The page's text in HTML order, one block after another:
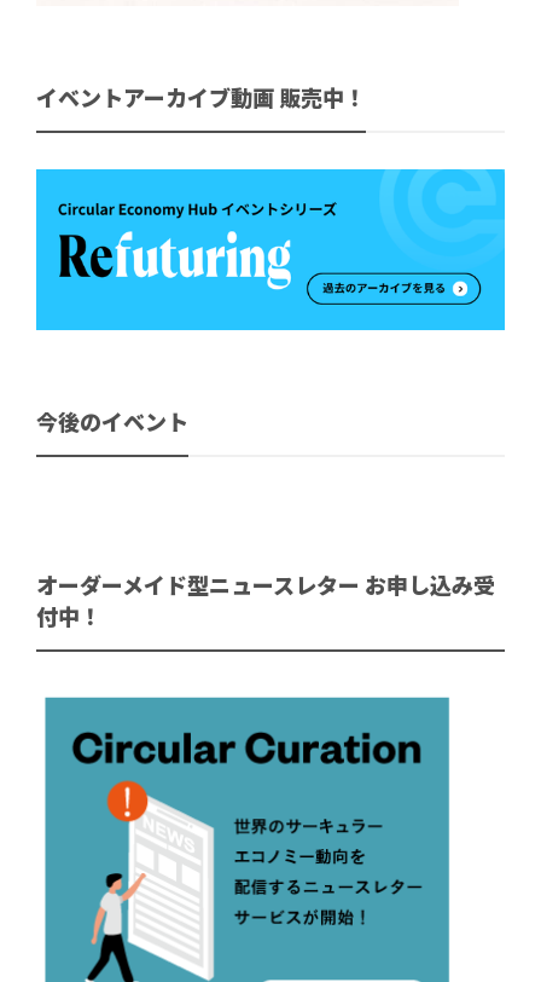
イベントアーカイブ動画 販売中！
今後のイベント
オーダーメイド型ニュースレター お申し込み受
付中！